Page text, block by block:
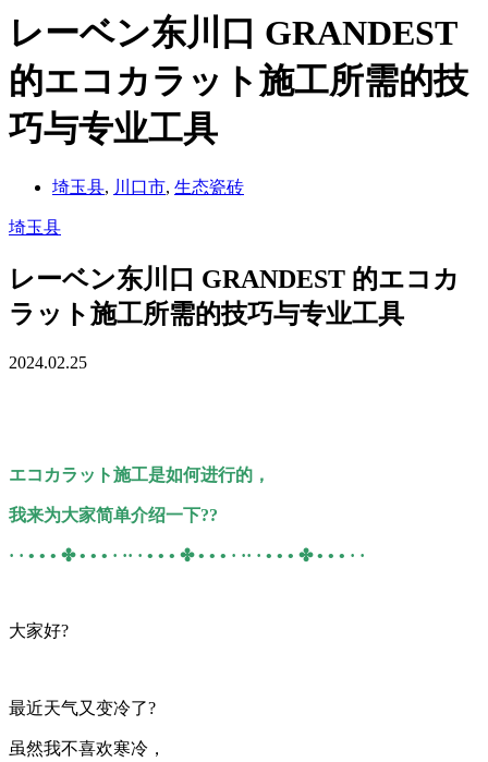
レーベン东川口 GRANDEST
的エコカラット施工所需的技
巧与专业工具
埼玉县, 川口市, 生态瓷砖
埼玉县
レーベン东川口 GRANDEST 的エコカ
ラット施工所需的技巧与专业工具
2024.02.25
エコカラット施工是如何进行的，
我来为大家简单介绍一下??
· · • • • ✤ • • • · ·· · • • • ✤ • • • · ·· · • • • ✤ • • • · ·
大家好?
最近天气又变冷了?
虽然我不喜欢寒冷，